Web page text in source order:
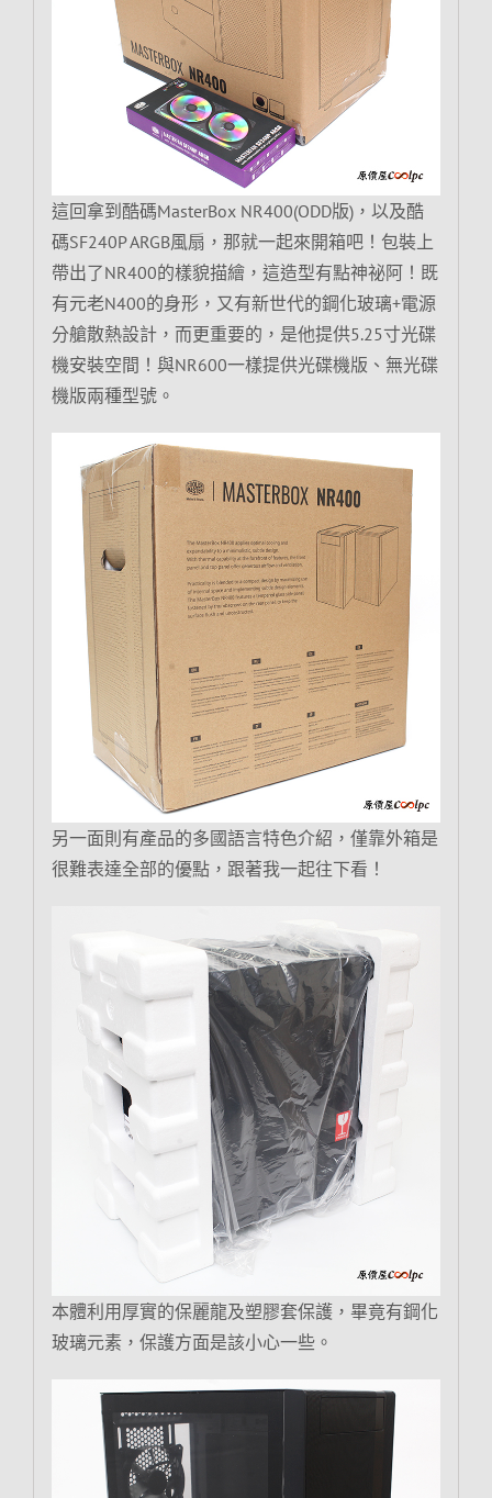
這回拿到酷碼MasterBox NR400(ODD版)，以及酷
碼SF240P ARGB風扇，那就一起來開箱吧！包裝上
帶出了NR400的樣貌描繪，這造型有點神祕阿！既
有元老N400的身形，又有新世代的鋼化玻璃+電源
分艙散熱設計，而更重要的，是他提供5.25寸光碟
機安裝空間！與NR600一樣提供光碟機版、無光碟
機版兩種型號。
另一面則有產品的多國語言特色介紹，僅靠外箱是
很難表達全部的優點，跟著我一起往下看！
本體利用厚實的保麗龍及塑膠套保護，畢竟有鋼化
玻璃元素，保護方面是該小心一些。